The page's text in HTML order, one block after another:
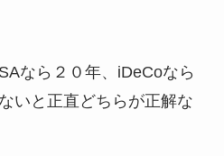
なら２０年、iDeCoなら
いと正直どちらが正解な